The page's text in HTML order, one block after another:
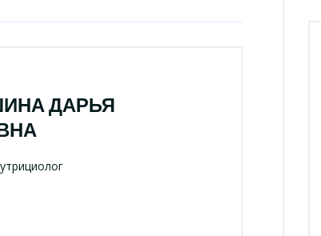
ДАРЬЯ